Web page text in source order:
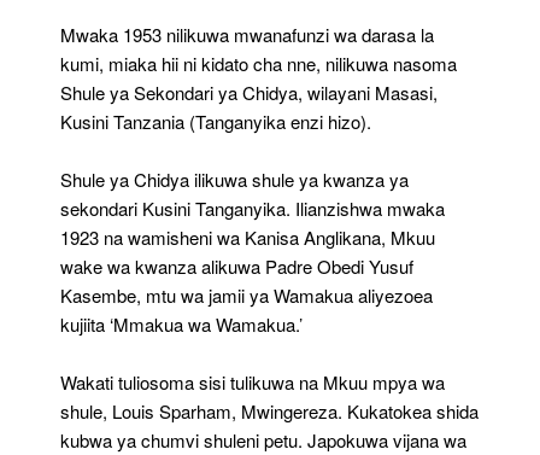
Mwaka 1953 nilikuwa mwanafunzi wa darasa la
kumi, miaka hii ni kidato cha nne, nilikuwa nasoma
Shule ya Sekondari ya Chidya, wilayani Masasi,
Kusini Tanzania (Tanganyika enzi hizo).
Shule ya Chidya ilikuwa shule ya kwanza ya
sekondari Kusini Tanganyika. Ilianzishwa mwaka
1923 na wamisheni wa Kanisa Anglikana, Mkuu
wake wa kwanza alikuwa Padre Obedi Yusuf
Kasembe, mtu wa jamii ya Wamakua aliyezoea
kujiita ‘Mmakua wa Wamakua.’
Wakati tuliosoma sisi tulikuwa na Mkuu mpya wa
shule, Louis Sparham, Mwingereza. Kukatokea shida
kubwa ya chumvi shuleni petu. Japokuwa vijana wa